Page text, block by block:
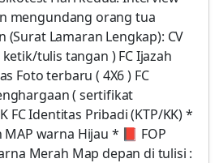
mengundang orang tua
(Surat Lamaran Lengkap): CV
tulis tangan ) FC Ijazah
Foto terbaru ( 4X6 ) FC
( sertifikat
FC Identitas Pribadi (KTP/KK) *
warna Hijau * 📕 FOP
Merah Map depan di tulisi :